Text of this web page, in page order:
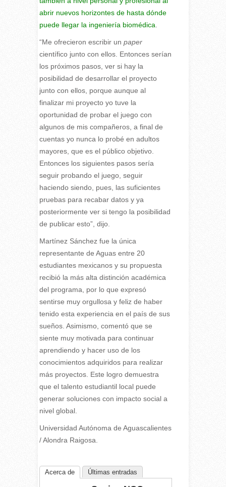
abrir nuevos horizontes de hasta dónde
puede llegar la ingeniería biomédica
“Me ofrecieron escribir un paper
científico junto con ellos. Entonces serían
los próximos pasos, ver si hay la
posibilidad de desarrollar el proyecto
junto con ellos, porque aunque al
finalizar mi proyecto yo tuve la
oportunidad de probar el juego con
algunos de mis compañeros, a final de
cuentas yo nunca lo probé en adultos
mayores, que es el público objetivo.
Entonces los siguientes pasos sería
seguir probando el juego, seguir
haciendo siendo, pues, las suficientes
pruebas para recabar datos y ya
posteriormente ver si tengo la posibilidad
de publicar esto”, dijo.
Martínez Sánchez fue la única
representante de Aguas entre 20
estudiantes mexicanos y su propuesta
recibió la más alta distinción académica
del programa, por lo que expresó
sentirse muy orgullosa y feliz de haber
tenido esta experiencia en el país de sus
sueños. Asimismo, comentó que se
siente muy motivada para continuar
aprendiendo y hacer uso de los
conocimientos adquiridos para realizar
más proyectos. Este logro demuestra
que el talento estudiantil local puede
generar soluciones con impacto social a
nivel global.
Universidad Autónoma de Aguascalientes
/ Alondra Raigosa.
Acerca de Últimas entradas